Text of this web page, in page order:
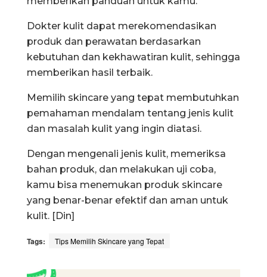
Dokter kulit dapat merekomendasikan
produk dan perawatan berdasarkan
kebutuhan dan kekhawatiran kulit, sehingga
memberikan hasil terbaik.
Memilih skincare yang tepat membutuhkan
pemahaman mendalam tentang jenis kulit
dan masalah kulit yang ingin diatasi.
Dengan mengenali jenis kulit, memeriksa
bahan produk, dan melakukan uji coba,
kamu bisa menemukan produk skincare
yang benar-benar efektif dan aman untuk
kulit. [Din]
Tags: Tips Memilih Skincare yang Tepat